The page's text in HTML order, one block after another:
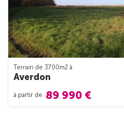
Terrain de 3700m2 à
Averdon
à partir de 89 990 €